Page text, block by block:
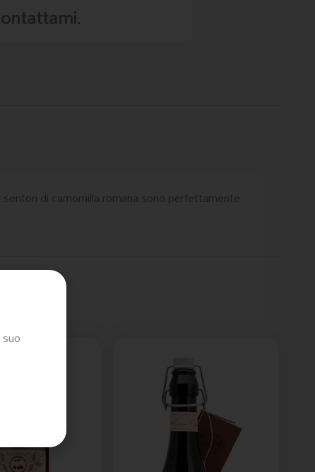
di camomilla romana sono perfettamente